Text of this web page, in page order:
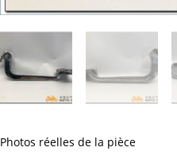
Photos réelles de la pièce